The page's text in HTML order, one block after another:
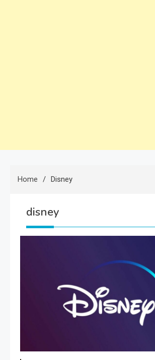
Home Disney
disney